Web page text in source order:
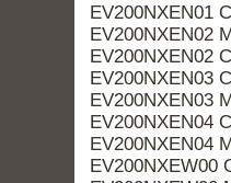
EV200NXEN01
EV200NXEN02
EV200NXEN02
EV200NXEN03
EV200NXEN03
EV200NXEN04
EV200NXEN04
EV200NXEW00